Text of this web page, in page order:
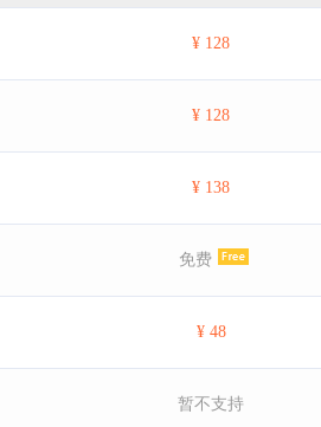
¥ 128
¥ 128
¥ 138
免费
¥ 48
暂不支持